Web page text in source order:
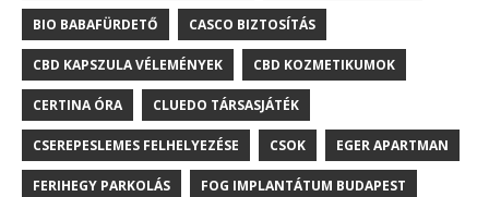
BIO BABAFÜRDETŐ CASCO BIZTOSÍTÁS
CBD KAPSZULA VÉLEMÉNYEK CBD KOZMETIKUMOK
CERTINA ÓRA CLUEDO TÁRSASJÁTÉK
CSEREPESLEMES FELHELYEZÉSE CSOK EGER APARTMAN
FERIHEGY PARKOLÁS FOG IMPLANTÁTUM BUDAPEST